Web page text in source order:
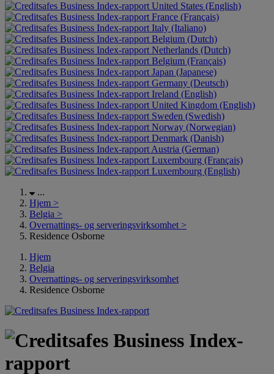
United States (English)
France (Français)
Italy (Italiano)
Belgium (Dutch)
Netherlands (Dutch)
Belgium (Français)
Japan (Japanese)
Germany (Deutsch)
Ireland (English)
United Kingdom (English)
Sweden (Swedish)
Norway (Norwegian)
Denmark (Danish)
Austria (German)
Luxembourg (Français)
Luxembourg (English)
...
Hjem >
Belgia >
Overnattings- og serveringsvirksomhet >
Residence Osborne
Hjem
Belgia
Overnattings- og serveringsvirksomhet
Residence Osborne